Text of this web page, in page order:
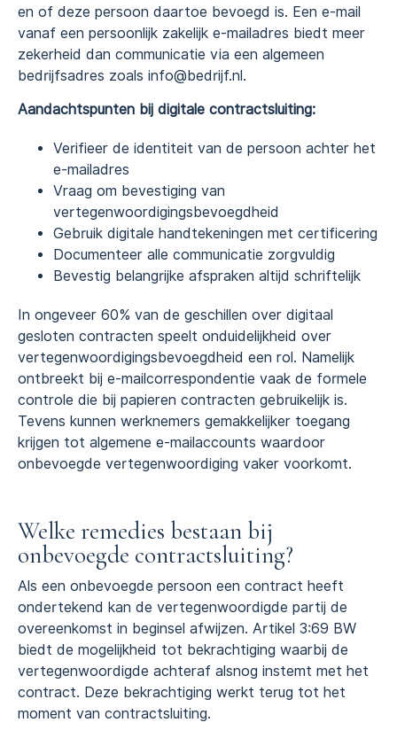
en of deze persoon daartoe bevoegd is. Een e-mail
vanaf een persoonlijk zakelijk e-mailadres biedt meer
zekerheid dan communicatie via een algemeen
bedrijfsadres zoals info@bedrijf.nl.
Aandachtspunten bij digitale contractsluiting:
Verifieer de identiteit van de persoon achter het
e-mailadres
Vraag om bevestiging van
vertegenwoordigingsbevoegdheid
Gebruik digitale handtekeningen met certificering
Documenteer alle communicatie zorgvuldig
Bevestig belangrijke afspraken altijd schriftelijk
In ongeveer 60% van de geschillen over digitaal
gesloten contracten speelt onduidelijkheid over
vertegenwoordigingsbevoegdheid een rol. Namelijk
ontbreekt bij e-mailcorrespondentie vaak de formele
controle die bij papieren contracten gebruikelijk is.
Tevens kunnen werknemers gemakkelijker toegang
krijgen tot algemene e-mailaccounts waardoor
onbevoegde vertegenwoordiging vaker voorkomt.
Welke remedies bestaan bij
onbevoegde contractsluiting?
Als een onbevoegde persoon een contract heeft
ondertekend kan de vertegenwoordigde partij de
overeenkomst in beginsel afwijzen. Artikel 3:69 BW
biedt de mogelijkheid tot bekrachtiging waarbij de
vertegenwoordigde achteraf alsnog instemt met het
contract. Deze bekrachtiging werkt terug tot het
moment van contractsluiting.